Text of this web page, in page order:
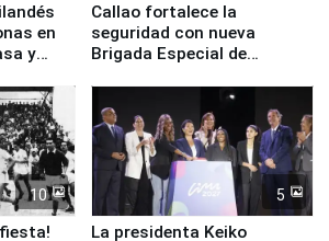
en
y
Callao fortalece la
seguridad con nueva
Brigada Especial de
equipamiento para
Serenazgo
10 5
La presidenta Keiko